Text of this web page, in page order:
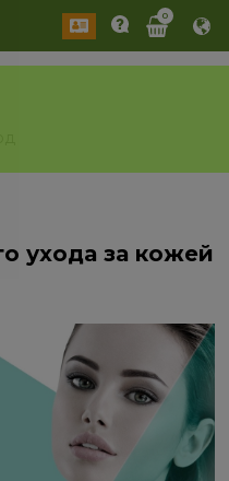
0
ухода за кожей